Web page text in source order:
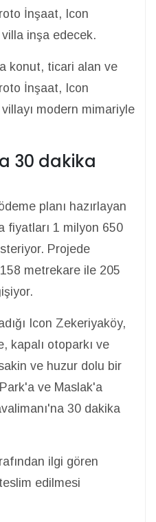
İnşaat, Icon
inşa edecek.
konut, ticari alan ve
İnşaat, Icon
modern mimariyle
30 dakika
planı hazırlayan
fiyatları 1 milyon 650
Projede
metrekare ile 205
Icon Zekeriyaköy,
kapalı otoparkı ve
ve huzur dolu bir
ve Maslak'a
30 dakika
ilgi gören
edilmesi